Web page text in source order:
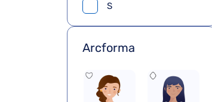
S
Arcforma